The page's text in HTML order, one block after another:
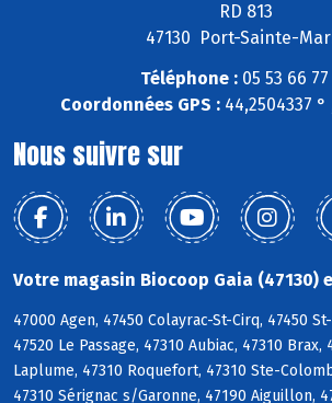
RD 813
47130 Port-Sainte-
Téléphone :05 53 66 77
Coordonnées GPS :44,2504337 °
Nous suivre sur
Votre magasin Biocoop Gaia (47130)
47000 Agen, 47450 Colayrac-St-Cirq, 47450
47520 Le Passage, 47310 Aubiac, 47310 Brax,
Laplume, 47310 Roquefort, 47310 Ste-
47310 Sérignac s/Garonne, 47190 Aiguillon,